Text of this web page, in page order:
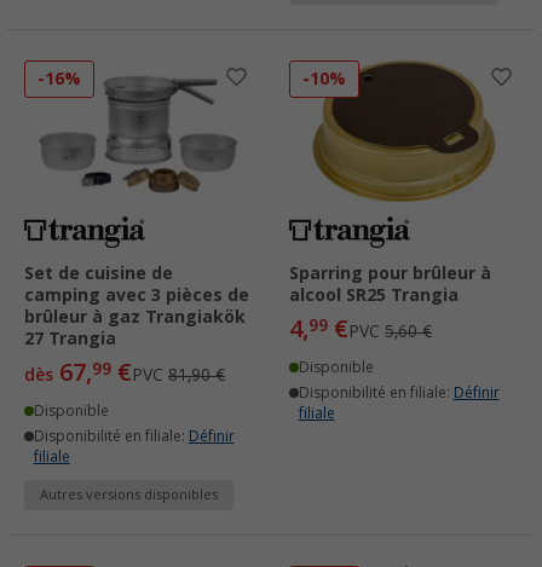
-16%
Set de cuisine de
camping avec 3 pièces de
brûleur à gaz Trangiakök
27 Trangia
dès 67,99 €PVC 81,90 €
Disponible
Disponibilité en filiale: Définir
filiale
Autres versions disponibles
-10%
Sparring pour brûleur à
alcool SR25 Trangia
4,99 €PVC 5,60 €
Disponible
Disponibilité en filiale: Définir
filiale